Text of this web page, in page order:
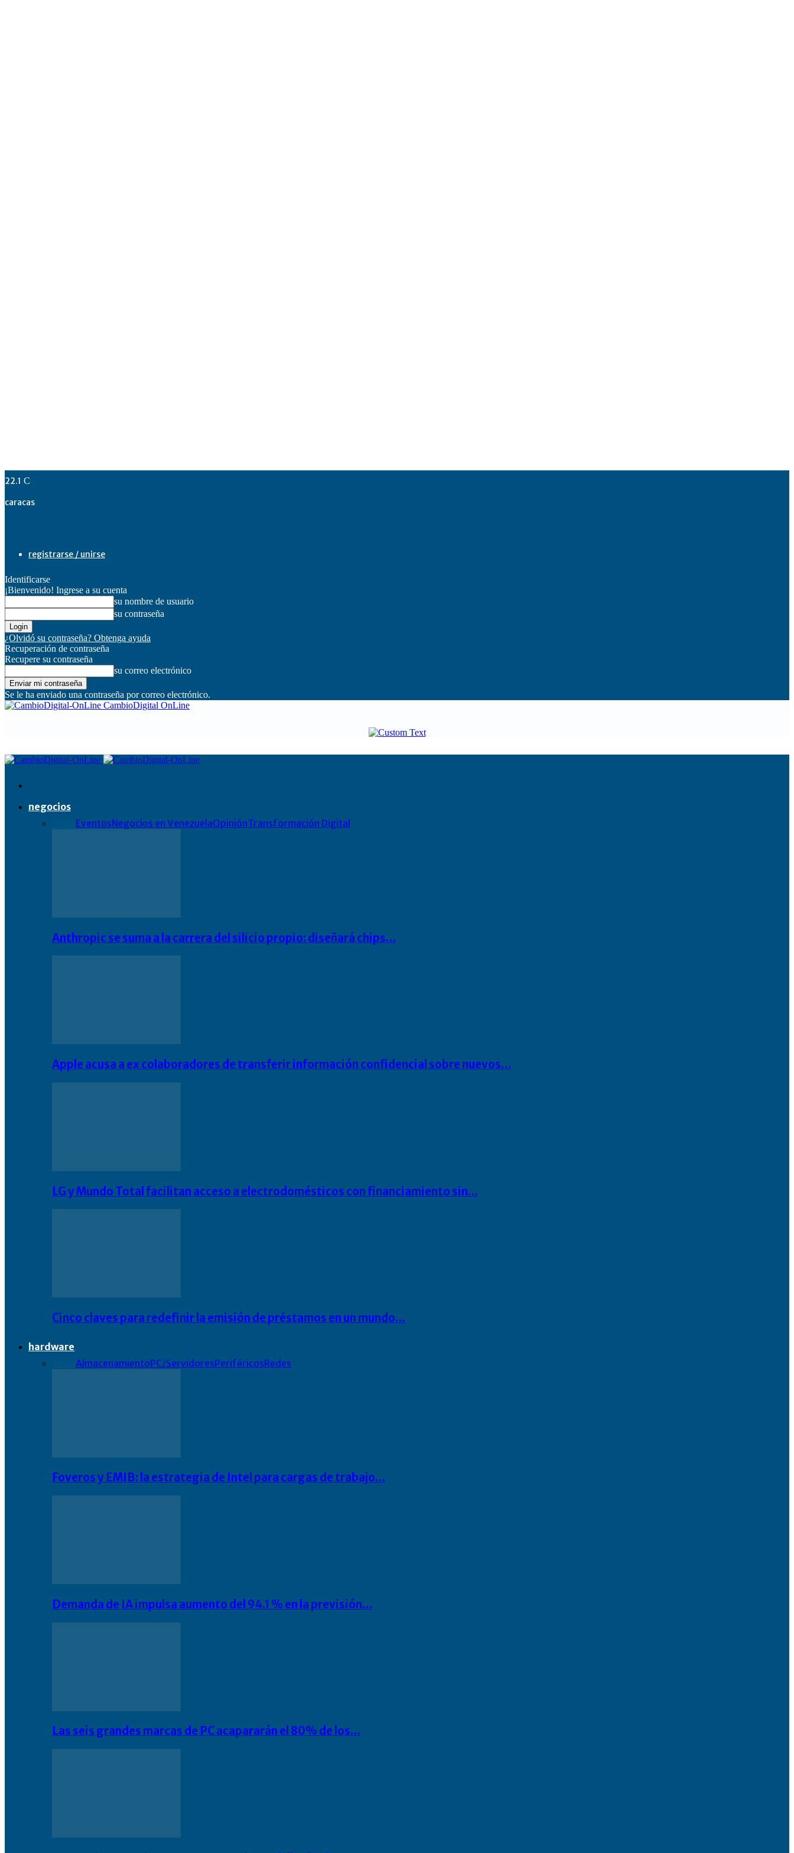
22.1 C
caracas
registrarse / unirse
Identificarse
¡Bienvenido! Ingrese a su cuenta
su nombre de usuario
su contraseña
¿Olvidó su contraseña? Obtenga ayuda
Recuperación de contraseña
Recupere su contraseña
su correo electrónico
Se le ha enviado una contraseña por correo electrónico.
CambioDigital OnLine
negocios
EventosNegocios en VenezuelaOpiniónTransformación Digital
Anthropic se suma a la carrera del silicio propio: diseñará chips…
Apple acusa a ex colaboradores de transferir información confidencial sobre nuevos…
LG y Mundo Total facilitan acceso a electrodomésticos con financiamiento sin…
Cinco claves para redefinir la emisión de préstamos en un mundo…
hardware
AlmacenamientoPC/ServidoresPeriféricosRedes
Foveros y EMIB: la estrategia de Intel para cargas de trabajo…
Demanda de IA impulsa aumento del 94.1 % en la previsión…
Las seis grandes marcas de PC acapararán el 80% de los…